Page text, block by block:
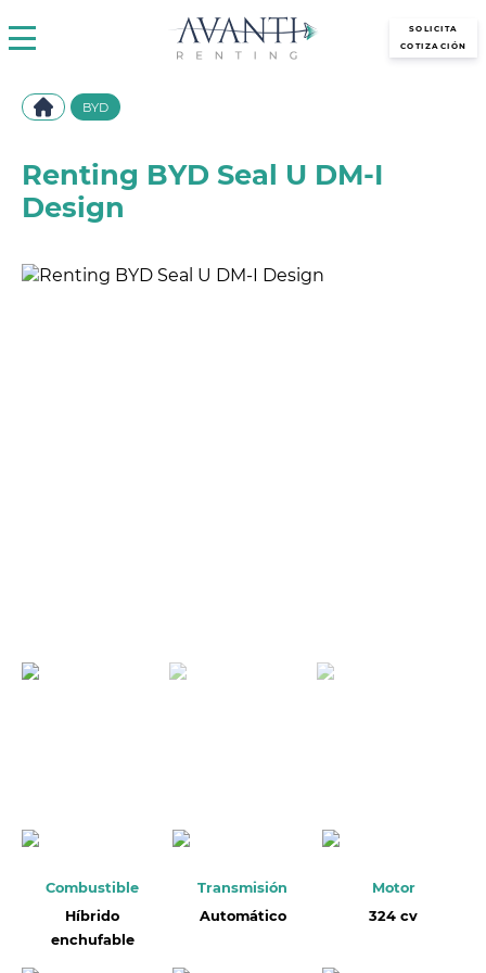
SOLICITA
COTIZACIÓN
BYD
Renting BYD Seal U DM-I
Design
Combustible
Híbrido
enchufable
Transmisión
Automático
Motor
324 cv